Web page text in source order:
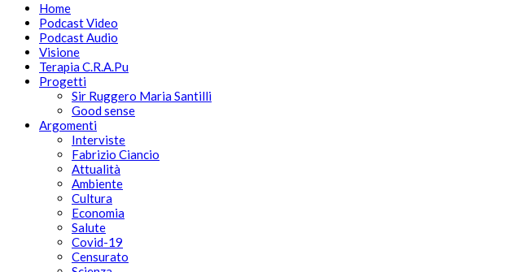
Home
Podcast Video
Podcast Audio
Visione
Terapia C.R.A.Pu
Progetti
Sir Ruggero Maria Santilli
Good sense
Argomenti
Interviste
Fabrizio Ciancio
Attualità
Ambiente
Cultura
Economia
Salute
Covid-19
Censurato